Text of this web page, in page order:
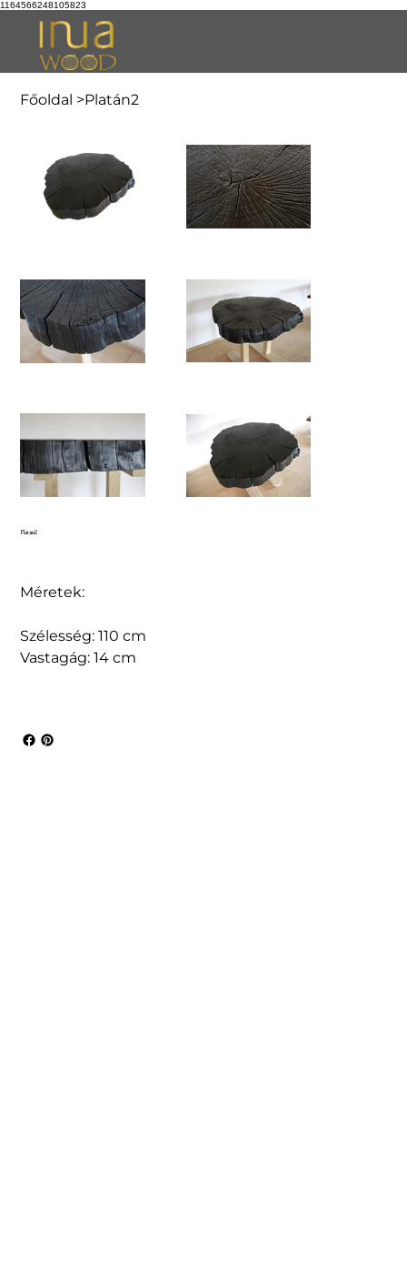
1164566248105823
Főoldal >Platán2
Platán2
Méretek:
Szélesség: 110 cm
Vastagág: 14 cm